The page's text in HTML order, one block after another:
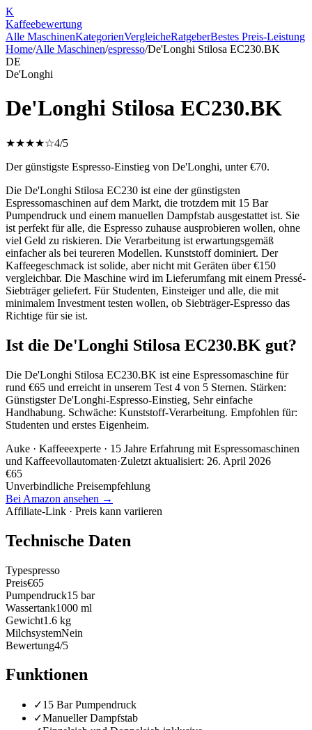
K
Kaffeebewertung
Alle MaschinenKategorienVergleicheRatgeberBestes Preis-Leistung
Home/Alle Maschinen/espresso/De'Longhi Stilosa EC230.BK
DE
De'Longhi
De'Longhi Stilosa EC230.BK
★★★★☆4/5
Der günstigste Espresso-Einstieg von De'Longhi, unter €70.
Die De'Longhi Stilosa EC230 ist eine der günstigsten
Espressomaschinen auf dem Markt, die trotzdem mit 15 Bar
Pumpendruck und einem manuellen Dampfstab ausgestattet ist. Sie
ist perfekt für alle, die Espresso zuhause ausprobieren wollen, ohne
viel Geld zu riskieren. Die Verarbeitung ist erwartungsgemäß
einfacher als bei teureren Modellen. Kunststoff dominiert. Der
Kaffeegeschmack ist solide, aber nicht mit Geräten über €150
vergleichbar. Die Maschine wird im Lieferumfang mit einem Pressé-
Siebträger geliefert. Für Studenten, Einsteiger und alle, die mit
minimalem Investment testen wollen, ob Siebträger-Espresso das
Richtige für sie ist.
Ist die De'Longhi Stilosa EC230.BK gut?
Die De'Longhi Stilosa EC230.BK ist eine Espressomaschine für
rund €65 und erreicht in unserem Test 4 von 5 Sternen. Stärken:
Günstigster De'Longhi-Espresso-Einstieg, Sehr einfache
Handhabung. Schwäche: Kunststoff-Verarbeitung. Empfohlen für:
Studenten und erstes Eigenheim.
Auke · Kaffeeexperte · 15 Jahre Erfahrung mit Espressomaschinen
und Kaffeevollautomaten·Zuletzt aktualisiert: 26. April 2026
€65
Unverbindliche Preisempfehlung
Bei Amazon ansehen →
Affiliate-Link · Preis kann variieren
Technische Daten
Typespresso
Preis€65
Pumpendruck15 bar
Wassertank1000 ml
Gewicht1.6 kg
MilchsystemNein
Bewertung4/5
Funktionen
✓15 Bar Pumpendruck
✓Manueller Dampfstab